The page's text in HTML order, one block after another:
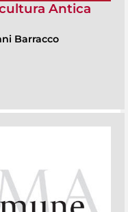
Antica
Barracco